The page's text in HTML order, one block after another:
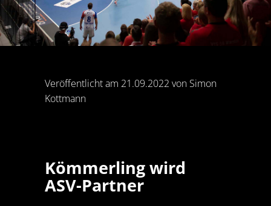
Veröffentlicht am 21.09.2022 von Simon
Kottmann
Kömmerling wird
ASV-Partner